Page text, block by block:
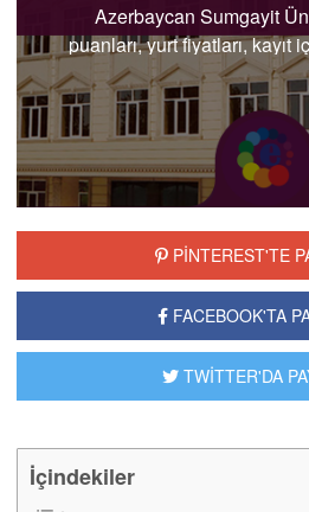
Azerbaycan Sumgayit
puanları, yurt fiyatları, kayıt
burs imkanları bilgi
PİNTEREST'TE
FACEBOOK'TA
TWİTTER'DA
İçindekiler